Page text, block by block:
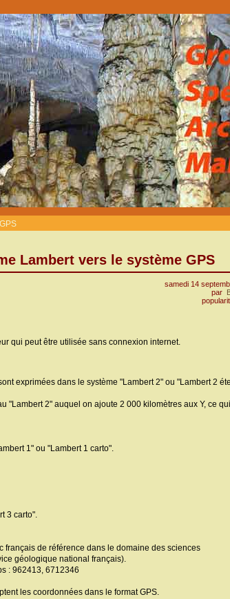
Lambert vers le système GPS
samedi 14
par
qui peut être utilisée sans connexion internet.
exprimées dans le système "Lambert 2" ou "Lambert 2
"Lambert 2" auquel on ajoute 2 000 kilomètres aux Y, ce qui
1" ou "Lambert 1 carto".
3 carto".
français de référence dans le domaine des sciences
géologique national français).
: 962413, 6712346
les coordonnées dans le format GPS.